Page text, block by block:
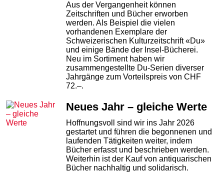
Aus der Vergangenheit können
Zeitschriften und Bücher erworben
werden. Als Beispiel die vielen
vorhandenen Exemplare der
Schweizerischen Kulturzeitschrift «Du»
und einige Bände der Insel-Bücherei.
Neu im Sortiment haben wir
zusammengestellte Du-Serien diverser
Jahrgänge zum Vorteilspreis von CHF
72.–.
Neues Jahr – gleiche Werte
Hoffnungsvoll sind wir ins Jahr 2026
gestartet und führen die begonnenen und
laufenden Tätigkeiten weiter, indem
Bücher erfasst und beschrieben werden.
Weiterhin ist der Kauf von antiquarischen
Bücher nachhaltig und solidarisch.